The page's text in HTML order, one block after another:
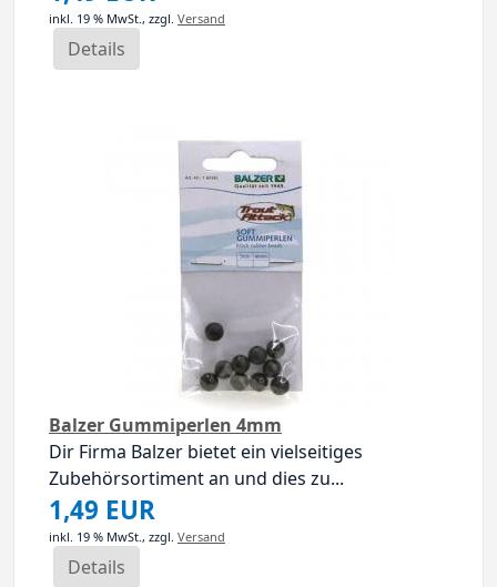
inkl. 19 % MwSt., zzgl. Versand
Details
Balzer Gummiperlen 4mm
Dir Firma Balzer bietet ein vielseitiges
Zubehörsortiment an und dies zu...
1,49 EUR
inkl. 19 % MwSt., zzgl. Versand
Details